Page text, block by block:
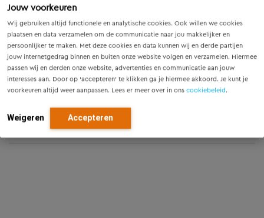
Jouw voorkeuren
Wij gebruiken altijd functionele en analytische cookies. Ook willen we cookies
plaatsen en data verzamelen om de communicatie naar jou makkelijker en
persoonlijker te maken. Met deze cookies en data kunnen wij en derde partijen
jouw internetgedrag binnen en buiten onze website volgen en verzamelen. Hiermee
passen wij en derden onze website, advertenties en communicatie aan jouw
interesses aan. Door op ‘accepteren’ te klikken ga je hiermee akkoord. Je kunt je
voorkeuren altijd weer aanpassen. Lees er meer over in ons cookiebeleid.
Weigeren Accepteren
sociale bekwaamheid en gedrevenheid maken haar een
meedenkende en oplossingsgerichte professional.
Michelle brengt teams samen en realiseert succes in
datagedreven projecten.
Projecten
PHS Den Bosch-Vught